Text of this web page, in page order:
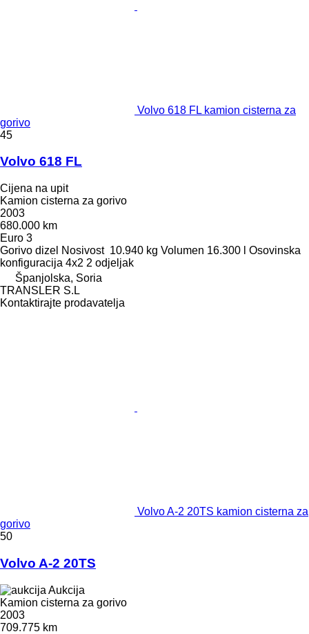
Volvo 618 FL kamion cisterna za
gorivo
45
Volvo 618 FL
Cijena na upit
Kamion cisterna za gorivo
2003
680.000 km
Euro 3
Gorivo dizel Nosivost 10.940 kg Volumen 16.300 l
Osovinska
konfiguracija 4x2 2 odjeljak
Španjolska, Soria
TRANSLER S.L
Kontaktirajte prodavatelja
Volvo A-2 20TS kamion cisterna za
gorivo
50
Volvo A-2 20TS
Aukcija
Kamion cisterna za gorivo
2003
709.775 km